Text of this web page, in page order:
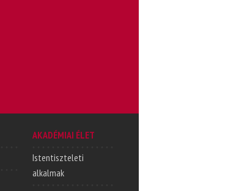
AKADÉMIAI ÉLET
Istentiszteleti
alkalmak